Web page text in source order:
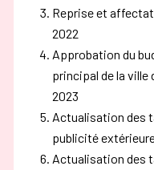
Reprise et
2022
Approbation du
principal de la ville
2023
Actualisation des
publicité
Actualisation des